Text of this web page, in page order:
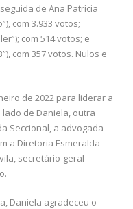
de Ana Patrícia
com 3.933 votos;
com 514 votos; e
com 357 votos. Nulos e
de 2022 para liderar a
lado de Daniela, outra
Seccional, a advogada
a Diretoria Esmeralda
secretário-geral
Daniela agradeceu o